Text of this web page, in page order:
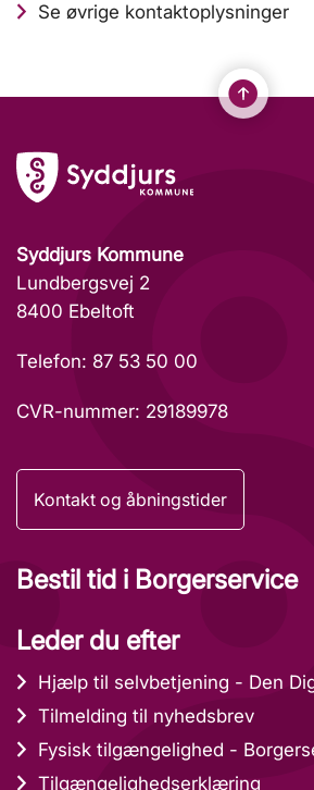
Se øvrige kontaktoplysninger
Syddjurs Kommune
Lundbergsvej 2
8400 Ebeltoft
Telefon: 87 53 50 00
CVR-nummer: 29189978
Kontakt og åbningstider
Bestil tid i Borgerservice
Leder du efter
Hjælp til selvbetjening - Den
Tilmelding til nyhedsbrev
Fysisk tilgængelighed -
Tilgængelighedserklæring